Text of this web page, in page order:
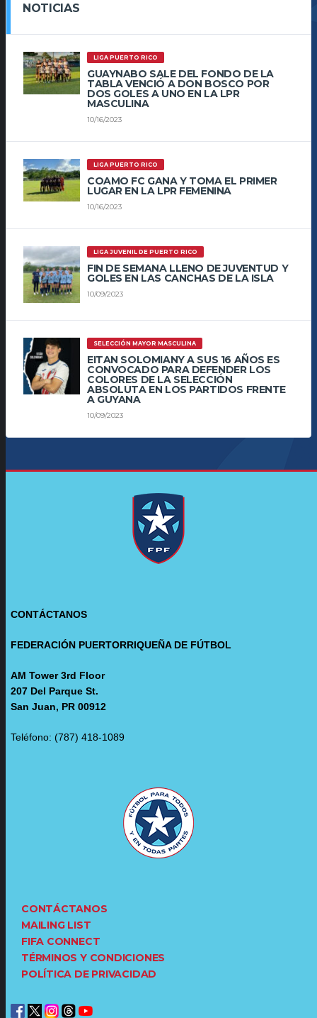
NOTICIAS
LIGA PUERTO RICO
GUAYNABO SALE DEL FONDO DE LA
TABLA VENCIÓ A DON BOSCO POR
DOS GOLES A UNO EN LA LPR
MASCULINA
10/16/2023
LIGA PUERTO RICO
COAMO FC GANA Y TOMA EL PRIMER
LUGAR EN LA LPR FEMENINA
10/16/2023
LIGA JUVENIL DE PUERTO RICO
FIN DE SEMANA LLENO DE JUVENTUD Y
GOLES EN LAS CANCHAS DE LA ISLA
10/09/2023
SELECCIÓN MAYOR MASCULINA
EITAN SOLOMIANY A SUS 16 AÑOS ES
CONVOCADO PARA DEFENDER LOS
COLORES DE LA SELECCIÓN
ABSOLUTA EN LOS PARTIDOS FRENTE
A GUYANA
10/09/2023
CONTÁCTANOS
FEDERACIÓN PUERTORRIQUEÑA DE FÚTBOL
AM Tower 3rd Floor
207 Del Parque St.
San Juan, PR 00912
Teléfono: (787) 418-1089
CONTÁCTANOS
MAILING LIST
FIFA CONNECT
TÉRMINOS Y CONDICIONES
POLÍTICA DE PRIVACIDAD